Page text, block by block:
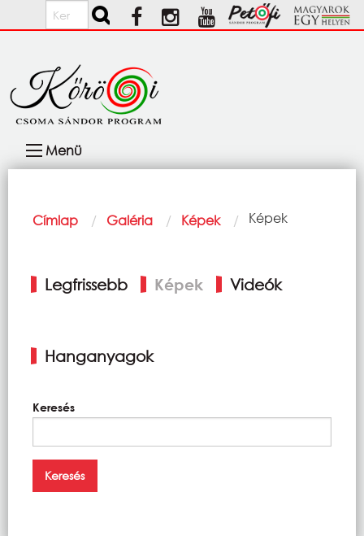
Ugrás a tartalomra
Keresés
navigáció
Menü
Morzsa
Címlap Galéria Képek Current:
Képek
fülek
Legfrissebb Képek Videók
Hanganyagok
Keresés